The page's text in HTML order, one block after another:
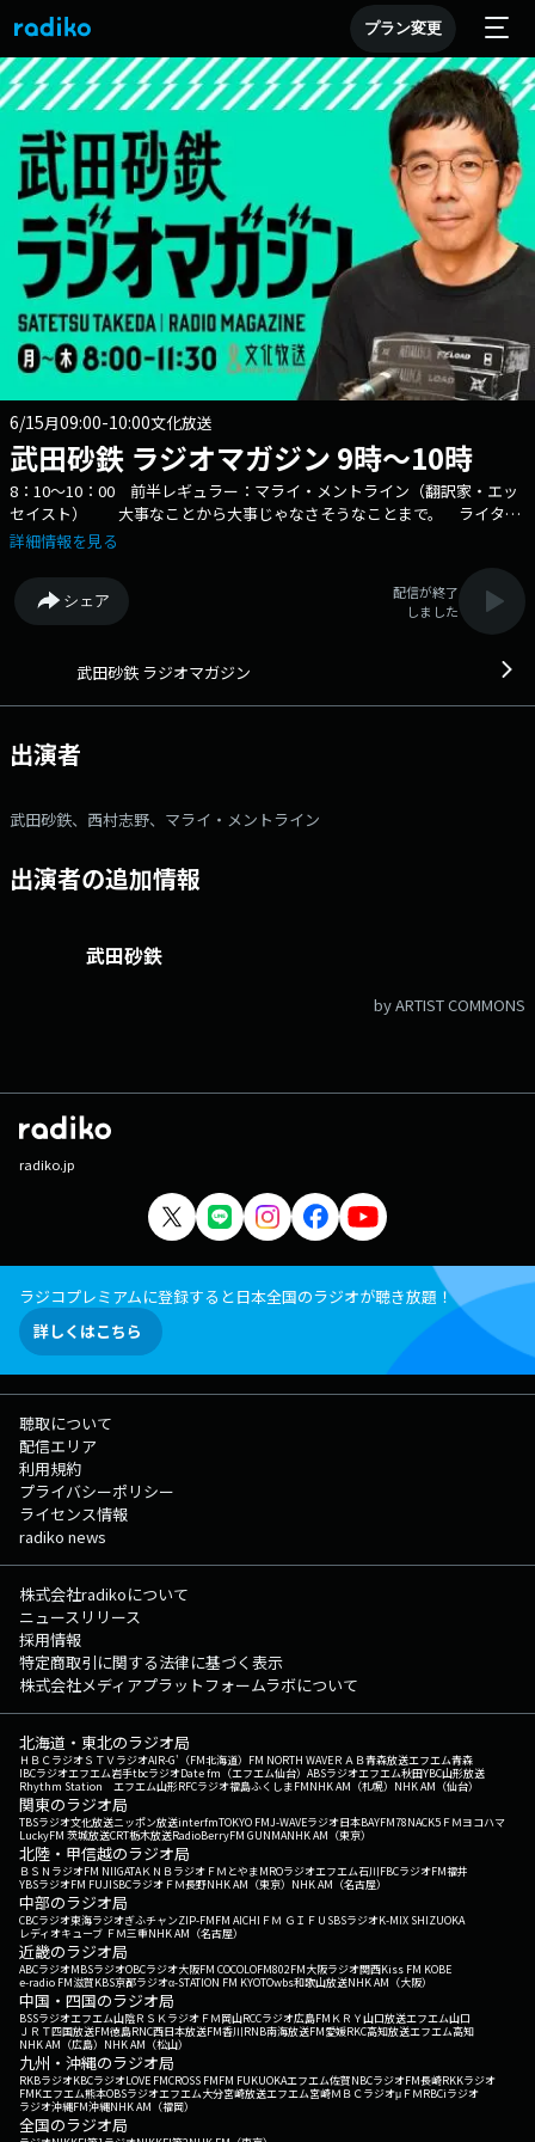
プラン変更
6/15月09:00-10:00文化放送
武田砂鉄 ラジオマガジン 9時～10時
8：10～10：00 前半レギュラー：マライ・メントライン（翻訳家・エッ
セイスト） 大事なことから大事じゃなさそうなことまで。 ライター
武田砂鉄が"あなたの耳の渇きを潤す"生放送 X：rm_joqr Xハッシュタ
ム： https://form.joqr.co.jp/@rm916 X（旧Twitter）ハッシュタグは
「#ラジオマガジン」 X（旧Twitter）ページは
「https://x.com/rm_joqr」 政治、経済、芸能、カルチャー… 大
なたの耳の渇きを潤す”3時間半の生ワイド番組 文化放送公式X（旧
「https://www.facebook.com/1134joqr」 文化放送公式LINEは
「@joqr_916」
詳細情報を見る
シェア
配信が終了
しました
武田砂鉄 ラジオマガジン
出演者
武田砂鉄、西村志野、マライ・メントライン
出演者の追加情報
武田砂鉄
by ARTIST COMMONS
radiko.jp
ラジコプレミアムに登録すると日本全国のラジオが聴き放題！
詳しくはこちら
聴取について
配信エリア
利用規約
プライバシーポリシー
ライセンス情報
radiko news
株式会社radikoについて
ニュースリリース
採用情報
特定商取引に関する法律に基づく表示
株式会社メディアプラットフォームラボについて
北海道・東北のラジオ局
ＨＢＣラジオＳＴＶラジオAIR-G'（FM北海道） FM NORTH WAVEＲＡＢ青森放送エフエム青森
IBCラジオエフエム岩手tbcラジオDate fm（エフエム仙台） ABSラジオエフエム秋田YBC山形放送
Rhythm Station エフエム山形RFCラジオ福島ふくしまFMNHK AM（札幌） NHK AM（仙台）
関東のラジオ局
TBSラジオ文化放送ニッポン放送interfmTOKYO FMJ-WAVEラジオ日本BAYFM78NACK5 ＦＭヨコハマ
LuckyFM 茨城放送CRT栃木放送RadioBerryFM GUNMANHK AM（東京）
北陸・甲信越のラジオ局
ＢＳＮラジオFM NIIGATAＫＮＢラジオ ＦＭとやまMROラジオエフエム石川FBCラジオFM福井
YBSラジオFM FUJISBCラジオ ＦＭ長野NHK AM（東京） NHK AM（名古屋）
中部のラジオ局
CBCラジオ東海ラジオぎふチャンZIP-FMFM AICHI ＦＭ ＧＩＦＵ SBSラジオK-MIX SHIZUOKA
レディオキューブ ＦＭ三重NHK AM（名古屋）
近畿のラジオ局
ABCラジオMBSラジオOBCラジオ大阪FM COCOLOFM802FM大阪ラジオ関西Kiss FM KOBE
e-radio FM滋賀KBS京都ラジオα-STATION FM KYOTOwbs和歌山放送NHK AM（大阪）
中国・四国のラジオ局
BSSラジオエフエム山陰ＲＳＫラジオ ＦＭ岡山RCCラジオ広島FM ＫＲＹ山口放送エフエム山口
ＪＲＴ四国放送FM徳島RNC西日本放送FM香川RNB南海放送FM愛媛RKC高知放送エフエム高知
NHK AM（広島） NHK AM（松山）
九州・沖縄のラジオ局
RKBラジオKBCラジオLOVE FMCROSS FMFM FUKUOKAエフエム佐賀NBCラジオFM長崎RKKラジオ
FMKエフエム熊本OBSラジオエフエム大分宮崎放送エフエム宮崎ＭＢＣラジオμＦＭRBCiラジオ
ラジオ沖縄FM沖縄NHK AM（福岡）
全国のラジオ局